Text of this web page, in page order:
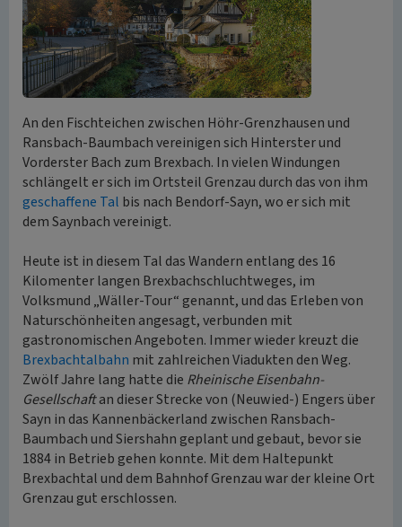
An den Fischteichen zwischen Höhr-Grenzhausen und
Ransbach-Baumbach vereinigen sich Hinterster und
Vorderster Bach zum Brexbach. In vielen Windungen
schlängelt er sich im Ortsteil Grenzau durch das von ihm
geschaffene Tal bis nach Bendorf-Sayn, wo er sich mit
dem Saynbach vereinigt.
Heute ist in diesem Tal das Wandern entlang des 16
Kilomenter langen Brexbachschluchtweges, im
Volksmund „Wäller-Tour“ genannt, und das Erleben von
Naturschönheiten angesagt, verbunden mit
gastronomischen Angeboten. Immer wieder kreuzt die
Brexbachtalbahn mit zahlreichen Viadukten den Weg.
Zwölf Jahre lang hatte die Rheinische Eisenbahn-
Gesellschaftan dieser Strecke von (Neuwied-) Engers über
Sayn in das Kannenbäckerland zwischen Ransbach-
Baumbach und Siershahn geplant und gebaut, bevor sie
1884 in Betrieb gehen konnte. Mit dem Haltepunkt
Brexbachtal und dem Bahnhof Grenzau war der kleine Ort
Grenzau gut erschlossen.